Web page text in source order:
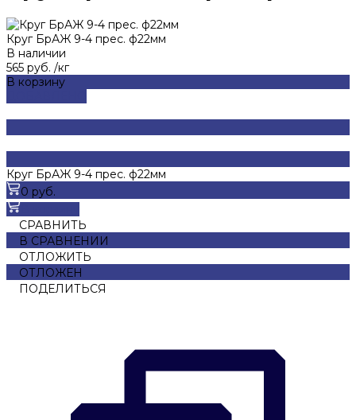
Круг БрАЖ 9-4 прес. ф22мм
В наличии
565 руб. /кг
В корзину
Круг БрАЖ 9-4 прес. ф22мм
0 руб.
СРАВНИТЬ
В СРАВНЕНИИ
ОТЛОЖИТЬ
ОТЛОЖЕН
ПОДЕЛИТЬСЯ